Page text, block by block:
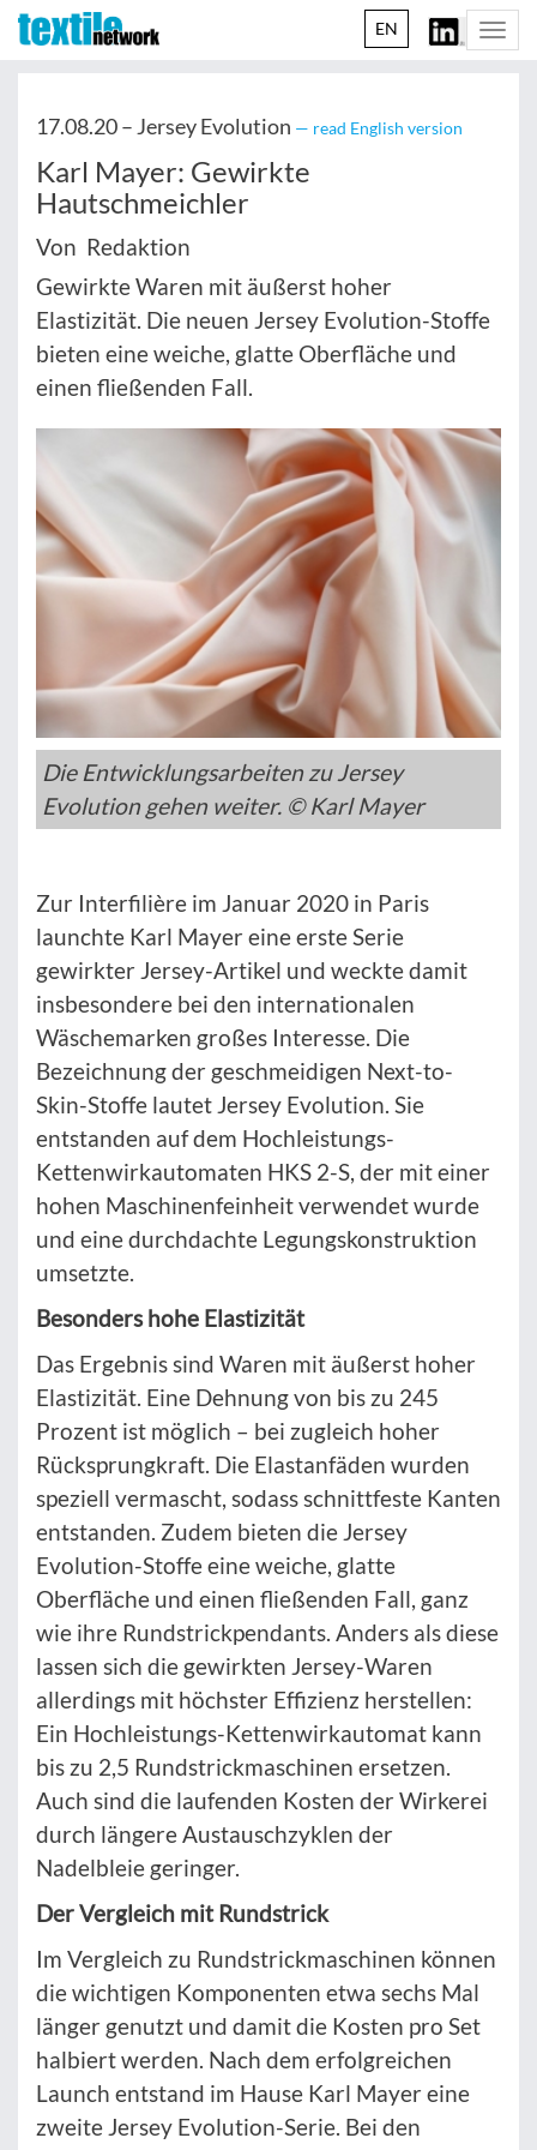
EN
17.08.20 – Jersey Evolution — read English version
Karl Mayer: Gewirkte
Hautschmeichler
Von Redaktion
Gewirkte Waren mit äußerst hoher
Elastizität. Die neuen Jersey Evolution-Stoffe
bieten eine weiche, glatte Oberfläche und
einen fließenden Fall.
Die Entwicklungsarbeiten zu Jersey
Evolution gehen weiter. © Karl Mayer
Zur Interfilière im Januar 2020 in Paris
launchte Karl Mayer eine erste Serie
gewirkter Jersey-Artikel und weckte damit
insbesondere bei den internationalen
Wäschemarken großes Interesse. Die
Bezeichnung der geschmeidigen Next-to-
Skin-Stoffe lautet Jersey Evolution. Sie
entstanden auf dem Hochleistungs-
Kettenwirkautomaten HKS 2-S, der mit einer
hohen Maschinenfeinheit verwendet wurde
und eine durchdachte Legungskonstruktion
umsetzte.
Besonders hohe Elastizität
Das Ergebnis sind Waren mit äußerst hoher
Elastizität. Eine Dehnung von bis zu 245
Prozent ist möglich – bei zugleich hoher
Rücksprungkraft. Die Elastanfäden wurden
speziell vermascht, sodass schnittfeste Kanten
entstanden. Zudem bieten die Jersey
Evolution-Stoffe eine weiche, glatte
Oberfläche und einen fließenden Fall, ganz
wie ihre Rundstrickpendants. Anders als diese
lassen sich die gewirkten Jersey-Waren
allerdings mit höchster Effizienz herstellen:
Ein Hochleistungs-Kettenwirkautomat kann
bis zu 2,5 Rundstrickmaschinen ersetzen.
Auch sind die laufenden Kosten der Wirkerei
durch längere Austauschzyklen der
Nadelbleie geringer.
Der Vergleich mit Rundstrick
Im Vergleich zu Rundstrickmaschinen können
die wichtigen Komponenten etwa sechs Mal
länger genutzt und damit die Kosten pro Set
halbiert werden. Nach dem erfolgreichen
Launch entstand im Hause Karl Mayer eine
zweite Jersey Evolution-Serie. Bei den